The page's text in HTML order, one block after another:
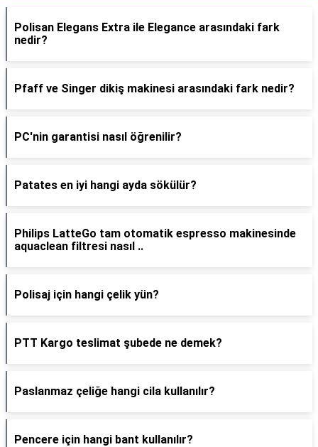
Polisan Elegans Extra ile Elegance arasındaki fark
nedir?
Pfaff ve Singer dikiş makinesi arasındaki fark nedir?
PC'nin garantisi nasıl öğrenilir?
Patates en iyi hangi ayda sökülür?
Philips LatteGo tam otomatik espresso makinesinde
aquaclean filtresi nasıl ..
Polisaj için hangi çelik yün?
PTT Kargo teslimat şubede ne demek?
Paslanmaz çeliğe hangi cila kullanılır?
Pencere için hangi bant kullanılır?